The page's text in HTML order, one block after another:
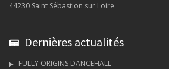
44230 Saint Sébastion sur Loire
Dernières actualités
FULLY ORIGINS DANCEHALL